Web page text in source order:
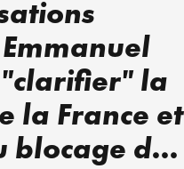
la
la France et
du